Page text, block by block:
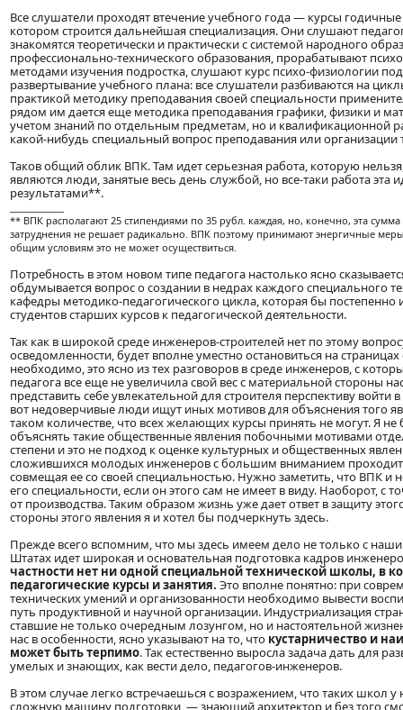
Все слушатели проходят втечение учебного года — курсы
котором строится дальнейшая специализация. Они слушают
знакомятся теоретически и практически с системой народного
профессионально-технического образования, прорабатывают
методами изучения подростка, слушают курс психо-физиологии
развертывание учебного плана: все слушатели разбиваются на
практикой методику преподавания своей специальности
рядом им дается еще методика преподавания графики, физики и
учетом знаний по отдельным предметам, но и квалификационной
какой-нибудь специальный вопрос преподавания или организации
Таков общий облик ВПК. Там идет серьезная работа, которую
являются люди, занятые весь день службой, но все-таки работа
результатами**.
** ВПК располагают 25 стипендиями по 35 рубл. каждая, но, конечно, эта
затруднения не решает радикально. ВПК поэтому принимают энергичные
общим условиям это не может осуществиться.
Потребность в этом новом типе педагога настолько ясно
обдумывается вопрос о создании в недрах каждого специального
кафедры методико-педагогического цикла, которая бы
студентов старших курсов к педагогической деятельности.
Так как в широкой среде инженеров-строителей нет по этому
осведомленности, будет вполне уместно остановиться на
необходимо, это ясно из тех разговоров в среде инженеров, с
педагога все еще не увеличила свой вес с материальной стороны
представить себе увлекательной для строителя перспективу
вот недоверчивые люди ищут иных мотивов для объяснения того
таком количестве, что всех желающих курсы принять не могут. Я не
объяснять такие общественные явления побочными мотивами
степени и это не подход к оценке культурных и общественных
сложившихся молодых инженеров с большим вниманием проходит
совмещая ее со своей специальностью. Нужно заметить, что ВПК и
его специальности, если он этого сам не имеет в виду. Наоборот, с
от производства. Таким образом жизнь уже дает ответ в защиту
стороны этого явления я и хотел бы подчеркнуть здесь.
Прежде всего вспомним, что мы здесь имеем дело не только с
Штатах идет широкая и основательная подготовка кадров
частности нет ни одной специальной технической школы, в
педагогические курсы и занятия. Это вполне понятно: при
технических умений и организованности необходимо вывести
путь продуктивной и научной организации. Индустриализация
ставшие не только очередным лозунгом, но и настоятельной
нас в особенности, ясно указывают на то, что кустарничество и
может быть терпимо. Так естественно выросла задача дать для
умелых и знающих, как вести дело, педагогов-инженеров.
В этом случае легко встречаешься с возражением, что таких школ